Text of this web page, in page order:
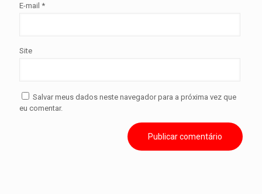
E-mail *
Site
Salvar meus dados neste navegador para a próxima vez que
eu comentar.